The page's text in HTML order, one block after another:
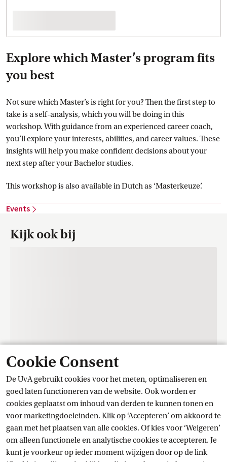
Cookie Consent
De UvA gebruikt cookies voor het meten, optimaliseren en
goed laten functioneren van de website. Ook worden er
cookies geplaatst om inhoud van derden te kunnen tonen en
voor marketingdoeleinden. Klik op ‘Accepteren’ om akkoord te
gaan met het plaatsen van alle cookies. Of kies voor ‘Weigeren’
om alleen functionele en analytische cookies te accepteren. Je
kunt je voorkeur op ieder moment wijzigen door op de link
Explore which Master’s program fits
you best
Not sure which Master’s is right for you? Then the first step to
take is a self-analysis, which you will be doing in this
workshop. With guidance from an experienced career coach,
you’ll explore your interests, abilities, and career values. These
insights will help you make confident decisions about your
next step after your Bachelor studies.
This workshop is also available in Dutch as ‘Masterkeuze’.
Events
Kijk ook bij
Contact
Trainingscentrum Student Services